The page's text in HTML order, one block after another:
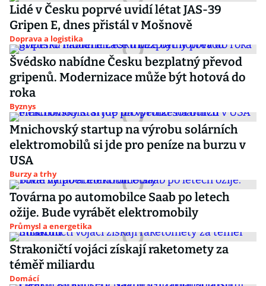
Lidé v Česku poprvé uvidí létat JAS-39
Gripen E, dnes přistál v Mošnově
Doprava a logistika
Švédsko nabídne Česku bezplatný převod
gripenů. Modernizace může být hotová do
roka
Byznys
Mnichovský startup na výrobu solárních
elektromobilů si jde pro peníze na burzu v
USA
Burzy a trhy
Továrna po automobilce Saab po letech
ožije. Bude vyrábět elektromobily
Průmysl a energetika
Strakoničtí vojáci získají raketomety za
téměř miliardu
Domácí